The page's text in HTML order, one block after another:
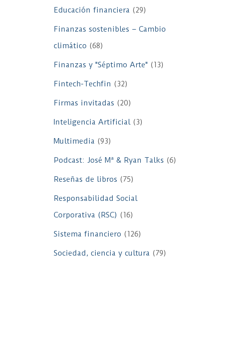
Educación financiera (29)
Finanzas sostenibles – Cambio
climático (68)
Finanzas y "Séptimo Arte" (13)
Fintech-Techfin (32)
Firmas invitadas (20)
Inteligencia Artificial(3)
Multimedia (93)
Podcast: José Mª & Ryan Talks (6)
Reseñas de libros (75)
Responsabilidad Social
Corporativa (RSC) (16)
Sistema financiero (126)
Sociedad, ciencia y cultura (79)